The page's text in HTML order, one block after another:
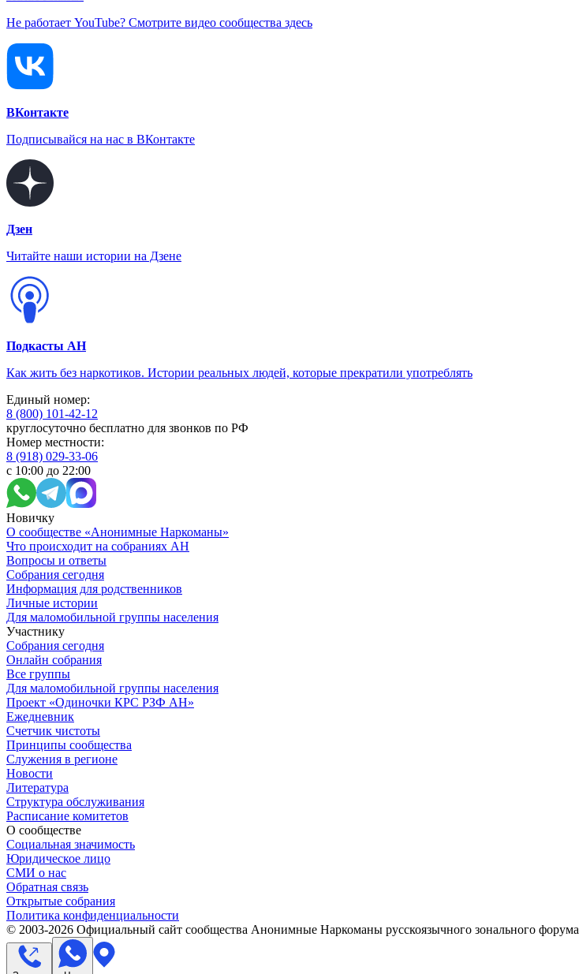
Не работает YouTube? Смотрите видео сообщества здесь
ВКонтакте
Подписывайся на нас в ВКонтакте
Дзен
Читайте наши истории на Дзене
Подкасты АН
Как жить без наркотиков. Истории реальных людей, которые прекратили употреблять
Единый номер:
8 (800) 101-42-12
круглосуточно бесплатно для звонков по РФ
Номер местности:
8 (918) 029-33-06
с 10:00 до 22:00
Новичку
О сообществе «Анонимные Наркоманы»
Что происходит на собраниях АН
Вопросы и ответы
Собрания сегодня
Информация для родственников
Личные истории
Для маломобильной группы населения
Участнику
Собрания сегодня
Онлайн собрания
Все группы
Для маломобильной группы населения
Проект «Одиночки КРС РЗФ АН»
Ежедневник
Счетчик чистоты
Принципы сообщества
Служения в регионе
Новости
Литература
Структура обслуживания
Расписание комитетов
О сообществе
Социальная значимость
Юридическое лицо
СМИ о нас
Обратная связь
Открытые собрания
Политика конфиденциальности
© 2003-2026 Официальный сайт сообщества Анонимные Наркоманы русскоязычного зонального форума